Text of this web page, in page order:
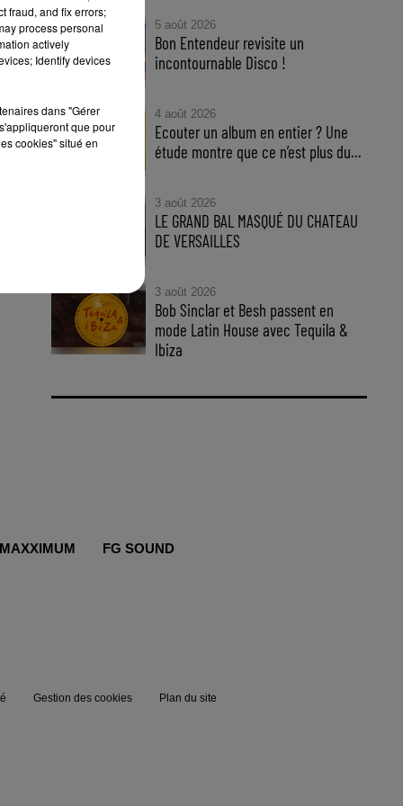
5 août 2026
Bon Entendeur revisite un
incontournable Disco !
4 août 2026
Ecouter un album en entier ? Une
étude montre que ce n’est plus du...
3 août 2026
LE GRAND BAL MASQUÉ DU CHATEAU
DE VERSAILLES
3 août 2026
Bob Sinclar et Besh passent en
mode Latin House avec Tequila &
Ibiza
MAXXIMUM FG SOUND
Gestion des cookies Plan du site
fraud, and fix errors;
process personal
actively
Identify devices
dans "Gérer
que pour
cookies" situé en